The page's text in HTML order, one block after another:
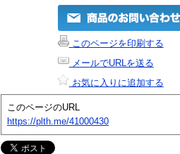
このページを印刷する
メールでURLを送る
お気に入りに追加する
このページのURL
https://plth.me/41000430